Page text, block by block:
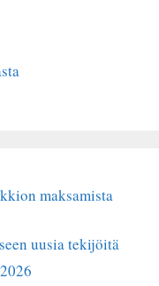
maksamista
uusia tekijöitä